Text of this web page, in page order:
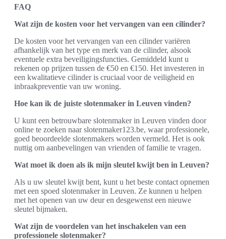
FAQ
Wat zijn de kosten voor het vervangen van een cilinder?
De kosten voor het vervangen van een cilinder variëren
afhankelijk van het type en merk van de cilinder, alsook
eventuele extra beveiligingsfuncties. Gemiddeld kunt u
rekenen op prijzen tussen de €50 en €150. Het investeren in
een kwalitatieve cilinder is cruciaal voor de veiligheid en
inbraakpreventie van uw woning.
Hoe kan ik de juiste slotenmaker in Leuven vinden?
U kunt een betrouwbare slotenmaker in Leuven vinden door
online te zoeken naar slotenmaker123.be, waar professionele,
goed beoordeelde slotenmakers worden vermeld. Het is ook
nuttig om aanbevelingen van vrienden of familie te vragen.
Wat moet ik doen als ik mijn sleutel kwijt ben in Leuven?
Als u uw sleutel kwijt bent, kunt u het beste contact opnemen
met een spoed slotenmaker in Leuven. Ze kunnen u helpen
met het openen van uw deur en desgewenst een nieuwe
sleutel bijmaken.
Wat zijn de voordelen van het inschakelen van een
professionele slotenmaker?